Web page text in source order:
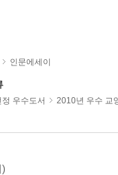
인문에세이
우수도서 2010년 우수 교